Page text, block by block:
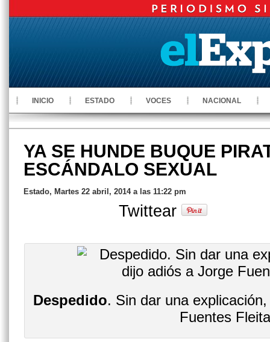
INICIO ESTADO VOCES NACIONAL
YA SE HUNDE BUQUE
ESCÁNDALO SEXUAL
Estado, Martes 22 abril, 2014 a las 11:22 pm
Twittear
Despedido. Sin dar una
Fuentes